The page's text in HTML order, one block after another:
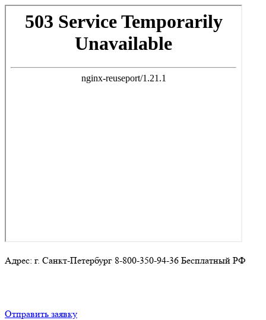
Адрес: г. Санкт-Петербург 8-800-350-94-36 Бесплатный РФ
Отправить заявку